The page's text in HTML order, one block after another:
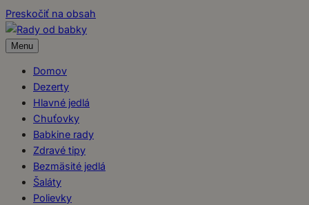
Preskočiť na obsah
Menu
Domov
Dezerty
Hlavné jedlá
Chuťovky
Babkine rady
Zdravé tipy
Bezmäsité jedlá
Šaláty
Polievky